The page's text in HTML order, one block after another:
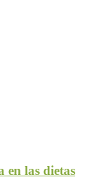
en las dietas